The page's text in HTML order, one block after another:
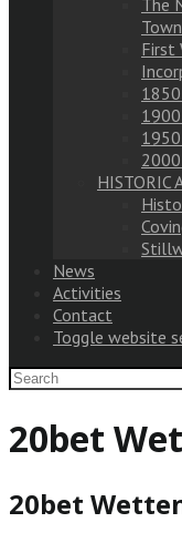
The
First
HISTORIC
News
Activities
Contact
Toggle website
20bet
20bet